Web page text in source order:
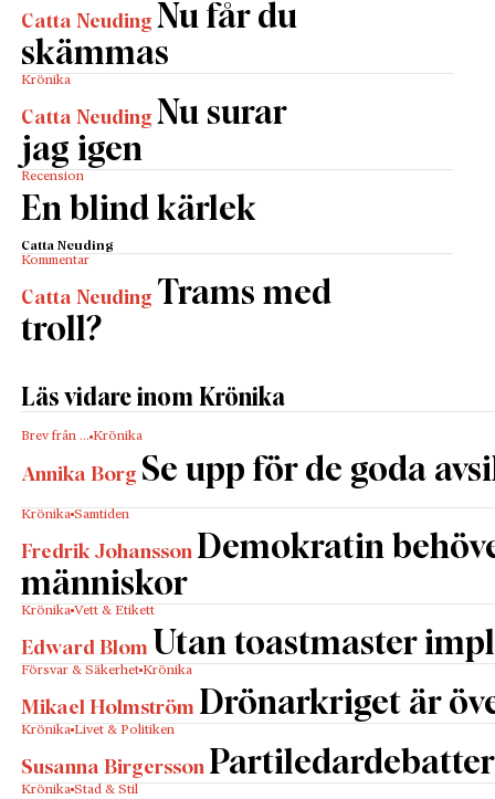
Catta Neuding Nu får du
skämmas
Krönika
Catta Neuding Nu surar
jag igen
Recension
En blind kärlek
Catta Neuding
Kommentar
Catta Neuding Trams med
troll?
Läs vidare inom Krönika
Brev från … Krönika
Annika Borg Se upp för de goda
Krönika Samtiden
Fredrik Johansson Demokratin
människor
Krönika Vett & Etikett
Edward Blom Utan toastmaster
Försvar & Säkerhet Krönika
Mikael Holmström Drönarkriget är
Krönika Livet & Politiken
Susanna Birgersson
Krönika Stad & Stil